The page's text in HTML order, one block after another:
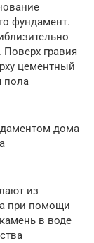
фундамент.
гравия
цементный
пола
дома
из
при помощи
в воде